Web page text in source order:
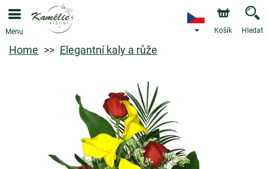
Menu Košík Hledat
Home Elegantní kaly a růže